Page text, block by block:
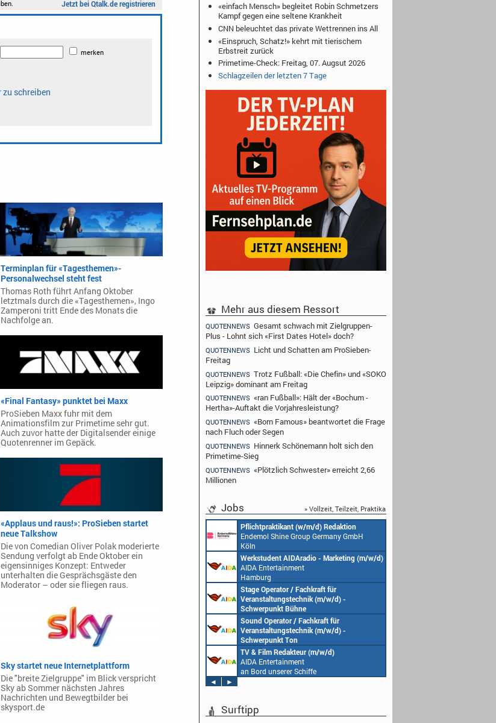
Terminplan für «Tagesthemen»-
Personalwechsel steht fest
Thomas Roth führt Anfang Oktober
letztmals durch die «Tagesthemen», Ingo
Zamperoni tritt Ende des Monats die
Nachfolge an.
«Final Fantasy» punktet bei Maxx
ProSieben Maxx fuhr mit dem
Animationsfilm zur Primetime sehr gut.
Auch zuvor hatte der Digitalsender einige
Quotenrenner im Gepäck.
«Applaus und raus!»: ProSieben startet
neue Talkshow
Die von Comedian Oliver Polak moderierte
Sendung verfolgt ab Ende Oktober ein
eigensinniges Konzept: Entweder
unterhalten die Gesprächsgäste den
Moderator – oder sie fliegen raus.
Sky startet neue Internetplattform
Die "breite Zielgruppe" im Blick verspricht
Sky ab Sommer nächsten Jahres
Nachrichten und Bewegtbilder bei
skysport.de
«einfach Mensch» begleitet Robin Schmetzers
Kampf gegen eine seltene Krankheit
CNN beleuchtet das private Wettrennen ins All
«Einspruch, Schatz!» kehrt mit tierischem
Erbstreit zurück
Primetime-Check: Freitag, 07. Augsut 2026
Schlagzeilen der letzten 7 Tage
Mehr aus diesem Ressort
QUOTENNEWS Gesamt schwach mit Zielgruppen-
Plus - Lohnt sich «First Dates Hotel» doch?
QUOTENNEWS Licht und Schatten am ProSieben-
Freitag
QUOTENNEWS Trotz Fußball: «Die Chefin» und «SOKO
Leipzig» dominant am Freitag
QUOTENNEWS «ran Fußball»: Hält der «Bochum -
Hertha»-Auftakt die Vorjahresleistung?
QUOTENNEWS «Born Famous» beantwortet die Frage
nach Fluch oder Segen
QUOTENNEWS Hinnerk Schönemann holt sich den
Primetime-Sieg
QUOTENNEWS «Plötzlich Schwester» erreicht 2,66
Millionen
Jobs » Vollzeit, Teilzeit, Praktika
Pflichtpraktikant (w/m/d) Redaktion
Endemol Shine Group Germany GmbH
Köln
Werkstudent AIDAradio - Marketing (m/w/d)
AIDA Entertainment
Hamburg
Stage Operator / Fachkraft für
Veranstaltungstechnik (m/w/d) -
Schwerpunkt Bühne
AIDA Entertainment
an Bord unserer Schiffe
Sound Operator / Fachkraft für
Veranstaltungstechnik (m/w/d) -
Schwerpunkt Ton
AIDA Entertainment
an Bord unserer Schiffe
TV & Film Redakteur (m/w/d)
AIDA Entertainment
an Bord unserer Schiffe
◄
►
Surftipp